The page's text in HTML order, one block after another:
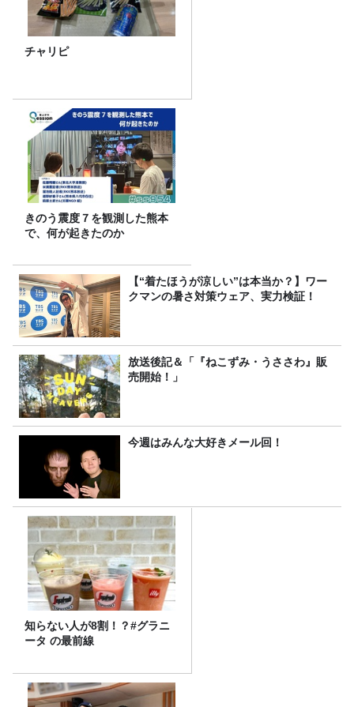
チャリピ
きのう震度７を観測した熊本
で、何が起きたのか
【“着たほうが涼しい”は本当か？】ワー
クマンの暑さ対策ウェア、実力検証！
放送後記＆「『ねこずみ・うささわ』販
売開始！」
今週はみんな大好きメール回！
知らない人が8割！？#グラニ
ータ の最前線